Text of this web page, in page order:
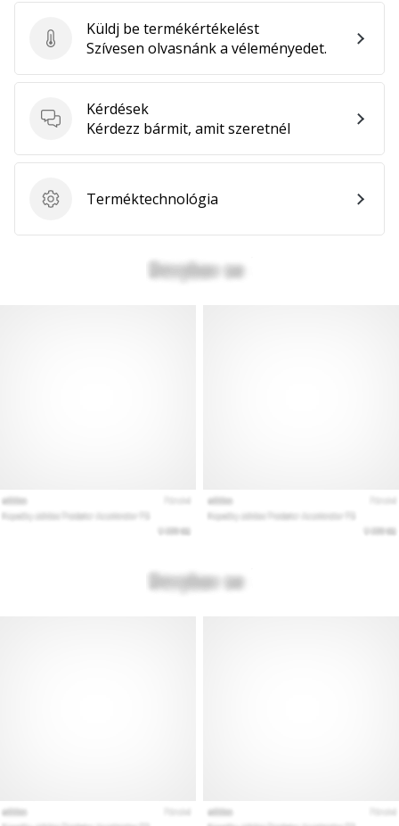
Küldj be termékértékelést
Küldj be termékértékelést
Szívesen olvasnánk a véleményedet.
Kérdések
Kérdések
Kérdezz bármit, amit szeretnél
Terméktechnológia
Terméktechnológia